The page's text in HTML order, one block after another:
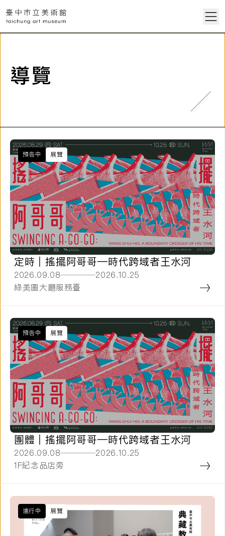
導覽
預告中 展覽
定時 | 搖擺阿哥哥—時代跨域者王水河
2026.09.08
2026.10.25
綠美圖大廳服務臺
預告中 展覽
團體 | 搖擺阿哥哥—時代跨域者王水河
2026.09.08
2026.10.25
1F紀念品店旁
進行中 展覽